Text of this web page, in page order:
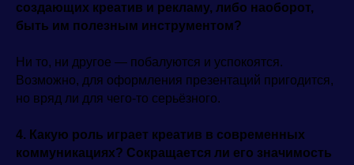
создающих креатив и рекламу, либо наоборот,
быть им полезным инструментом?
Ни то, ни другое — побалуются и успокоятся.
Возможно, для оформления презентаций пригодится,
но вряд ли для чего-то серьёзного.
4. Какую роль играет креатив в современных
коммуникациях? Сокращается ли его значимость